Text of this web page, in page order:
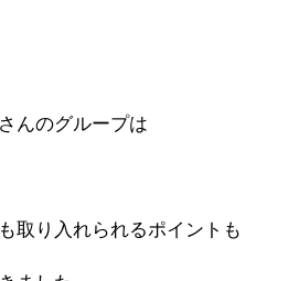
んのグループは
取り入れられるポイントも